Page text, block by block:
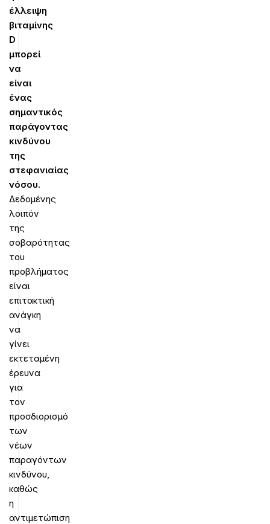
έλλειψη
βιταμίνης
D
μπορεί
να
είναι
ένας
σημαντικός
παράγοντας
κινδύνου
της
στεφανιαίας
νόσου.
Δεδομένης
λοιπόν
της
σοβαρότητας
του
προβλήματος
είναι
επιτακτική
ανάγκη
να
γίνει
εκτεταμένη
έρευνα
για
τον
προσδιορισμό
των
νέων
παραγόντων
κινδύνου,
καθώς
η
αντιμετώπιση